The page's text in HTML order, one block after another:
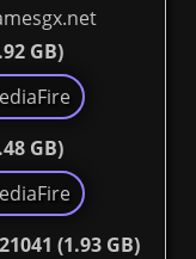
GB)
GB)
(1.93 GB)